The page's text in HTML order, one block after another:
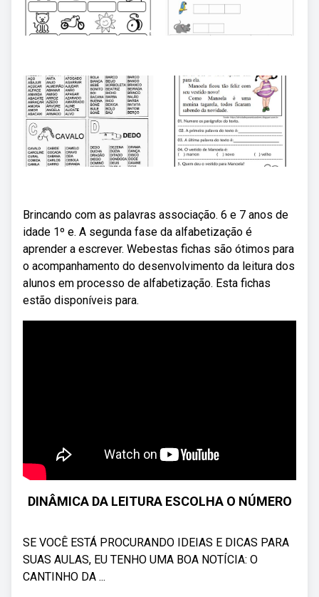
Brincando com as palavras associação. 6 e 7 anos de
idade 1º e. A segunda fase da alfabetização é
aprender a escrever. Webestas fichas são ótimos para
o acompanhamento do desenvolvimento da leitura dos
alunos em processo de alfabetização. Esta fichas
estão disponíveis para.
DINÂMICA DA LEITURA ESCOLHA O NÚMERO
SE VOCÊ ESTÁ PROCURANDO IDEIAS E DICAS PARA
SUAS AULAS, EU TENHO UMA BOA NOTÍCIA: O
CANTINHO DA ...